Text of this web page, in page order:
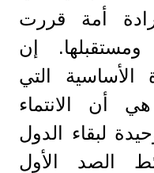
أمة قررت
إن
الأساسية التي
أن الانتماء
لبقاء الدول
الصد الأول